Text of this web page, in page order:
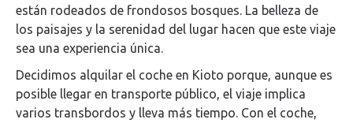
están rodeados de frondosos bosques. La belleza de
los paisajes y la serenidad del lugar hacen que este viaje
sea una experiencia única.
Decidimos alquilar el coche en Kioto porque, aunque es
posible llegar en transporte público, el viaje implica
varios transbordos y lleva más tiempo. Con el coche,